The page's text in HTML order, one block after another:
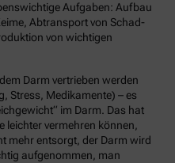
Aufgaben: Aufbau
Abtransport von Schad-
von wichtigen
Darm vertrieben werden
Stress, Medikamente) – es
im Darm. Das hat
leichter vermehren können,
mehr entsorgt, der Darm wird
aufgenommen, man